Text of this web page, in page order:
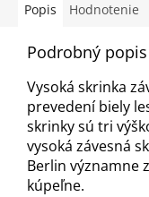
Popis Hodnotenie
Podrobný popis
Vysoká skrinka
prevedení biely
skrinky sú tri
vysoká závesná
Berlin významne
kúpeľne.